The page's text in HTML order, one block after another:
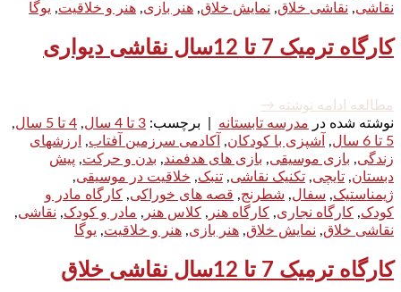
نقاشی, نقاشی خلاق, نمایش خلاق, هنر بازی, هنر و خلاقیت, یوگا
کارگاه ترمیک 7 تا 12سال نقاشی دیواری
مطالعه ادامه نوشته →
نوشته شده در مدرسه تابستانه برچسب: 3 تا 4 سال , 4 تا 5 سال
,
5 تا 6 سال
, آشپزی با کودکان, آکادمی سرزمین آفتاب,
ارزشهای
زندگی, بازی موسیقی, بازی های هدفمند, بدن و حرکت, پیش
دبستان, تایچی, تکنیک نقاشی, تنبک, خلاقیت در موسیقی,
ژیمناستیک, سفال, شطرنج, قصه های خوراکی, کارگاه مادر و
کودک, کارگاه نجاری, کارگاه هنر , کلاس هنر , مادر و کودک, نقاشی,
نقاشی خلاق, نمایش خلاق, هنر بازی, هنر و خلاقیت, یوگا
کارگاه ترمیک 7 تا 12سال نقاشی خلاق